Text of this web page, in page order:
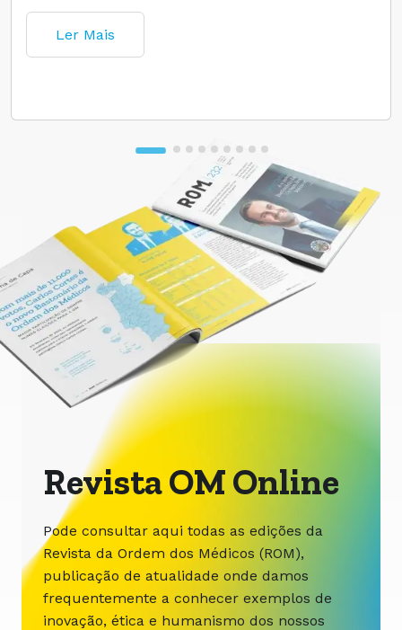
Ler Mais
Revista OM Online
Pode consultar aqui todas as edições da
Revista da Ordem dos Médicos (ROM),
publicação de atualidade onde damos
frequentemente a conhecer exemplos de
inovação, ética e humanismo dos nossos